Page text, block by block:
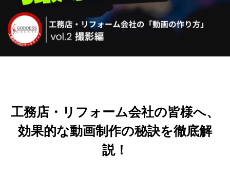
工務店・リフォーム会社の皆様へ、
効果的な動画制作の秘訣を徹底解
説！